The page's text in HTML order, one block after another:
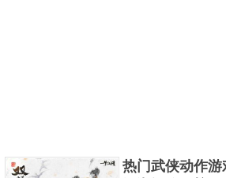
热门武侠动作